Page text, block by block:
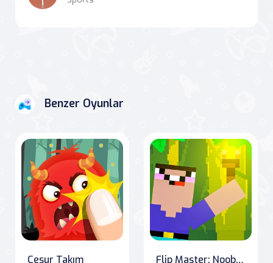
Benzer Oyunlar
Cesur Takım Flip Master: Noob Edition